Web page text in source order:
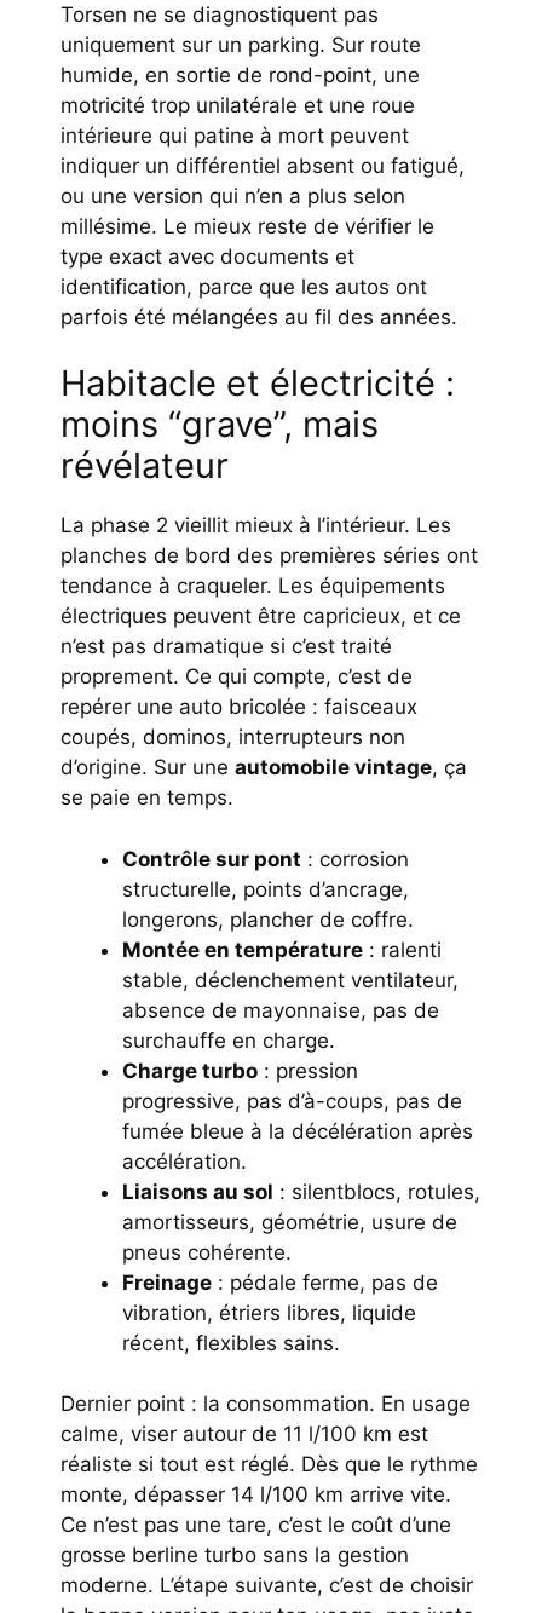
Torsen ne se diagnostiquent pas
uniquement sur un parking. Sur route
humide, en sortie de rond-point, une
motricité trop unilatérale et une roue
intérieure qui patine à mort peuvent
indiquer un différentiel absent ou fatigué,
ou une version qui n’en a plus selon
millésime. Le mieux reste de vérifier le
type exact avec documents et
identification, parce que les autos ont
parfois été mélangées au fil des années.
Habitacle et électricité :
moins “grave”, mais
révélateur
La phase 2 vieillit mieux à l’intérieur. Les
planches de bord des premières séries ont
tendance à craqueler. Les équipements
électriques peuvent être capricieux, et ce
n’est pas dramatique si c’est traité
proprement. Ce qui compte, c’est de
repérer une auto bricolée : faisceaux
coupés, dominos, interrupteurs non
d’origine. Sur une automobile vintage, ça
se paie en temps.
Contrôle sur pont : corrosion
structurelle, points d’ancrage,
longerons, plancher de coffre.
Montée en température : ralenti
stable, déclenchement ventilateur,
absence de mayonnaise, pas de
surchauffe en charge.
Charge turbo : pression
progressive, pas d’à-coups, pas de
fumée bleue à la décélération après
accélération.
Liaisons au sol : silentblocs, rotules,
amortisseurs, géométrie, usure de
pneus cohérente.
Freinage : pédale ferme, pas de
vibration, étriers libres, liquide
récent, flexibles sains.
Dernier point : la consommation. En usage
calme, viser autour de 11 l/100 km est
réaliste si tout est réglé. Dès que le rythme
monte, dépasser 14 l/100 km arrive vite.
Ce n’est pas une tare, c’est le coût d’une
grosse berline turbo sans la gestion
moderne. L’étape suivante, c’est de choisir